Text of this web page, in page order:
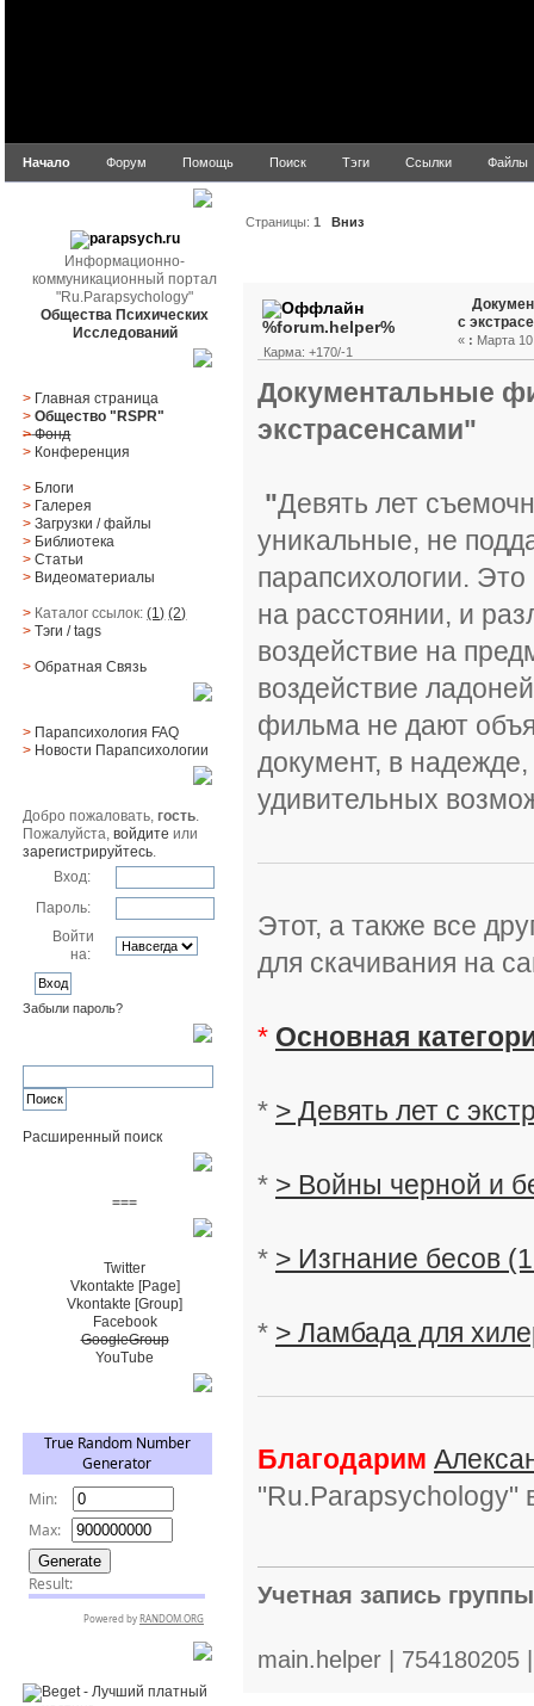
Начало Форум Помощь Поиск Тэги Ссылки Файлы
Информационно-
коммуникационный портал
"Ru.Parapsychology"
Общества Психических
Исследований
> Главная страница
> Общество "RSPR"
> Фонд
> Конференция
> Блоги
> Галерея
> Загрузки/файлы
> Библиотека
> Статьи
> Видеоматериалы
> Каталог ссылок:(1) (2)
> Тэги/ tags
> Обратная Cвязь
> Парапсихология FAQ
> Новости Парапсихологии
Добро пожаловать,гость.
Пожалуйста,войдите или
зарегистрируйтесь.
Вход:
Пароль:
Войти
на:
Забыли пароль?
Расширенный поиск
===
Twitter
Vkontakte [Page]
Vkontakte [Group]
Facebook
GoogleGroup
YouTube
Страницы:1 Вниз
%forum.helper%
Карма: +170/-1
с
« : Марта
Документальные
экстрасенсами"
"Девять лет
уникальные, не
парапсихологии.
на расстоянии, и
воздействие на
воздействие
фильма не дают
документ, в
удивительных
Этот, а также все
для скачивания на
* Основная
* > Девять лет с
* > Войны черной и
* > Изгнание бесов
* > Ламбада для
Благодарим
"Ru.Parapsychology"
Учетная запись
main.helper |